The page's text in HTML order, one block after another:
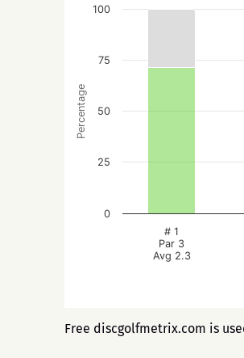
Percentage
# 1
Par 3
Avg 2.3
0
25
50
75
100
Free discgolfmetrix.com is